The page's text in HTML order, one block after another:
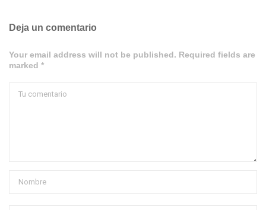
Deja un comentario
Your email address will not be published. Required fields are
marked *